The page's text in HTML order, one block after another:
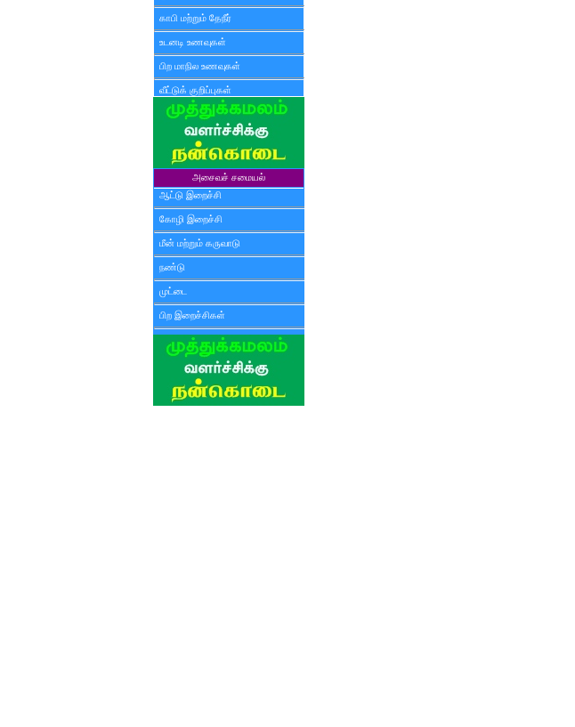
காபி மற்றும் தேநீர்
உடனடி உணவுகள்
பிற மாநில உணவுகள்
வீட்டுக் குறிப்புகள்
அசைவச் சமையல்
ஆட்டு இறைச்சி
கோழி இறைச்சி
மீன் மற்றும் கருவாடு
நண்டு
முட்டை
பிற இறைச்சிகள்